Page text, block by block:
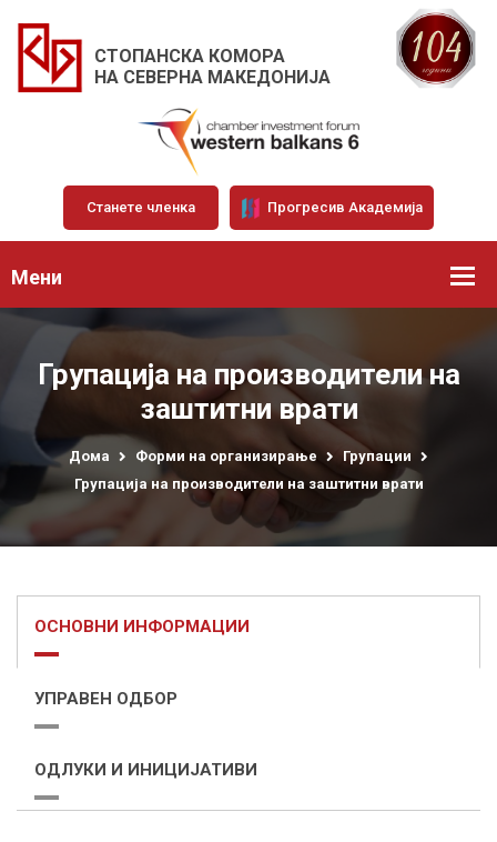
СТОПАНСКА КОМОРА
НА СЕВЕРНА МАКЕДОНИЈА
Станете членка Прогресив Академија
Мени
Групација на производители на
заштитни врати
Дома Форми на организирање
Групации
Групација на производители на заштитни врати
ОСНОВНИ ИНФОРМАЦИИ
УПРАВЕН ОДБОР
ОДЛУКИ И ИНИЦИЈАТИВИ